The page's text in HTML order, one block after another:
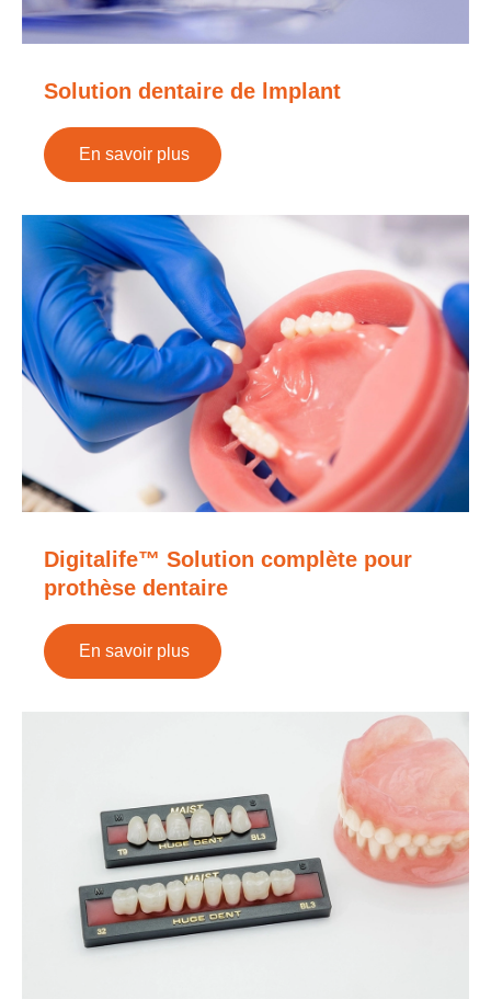
Solution dentaire de lmplant
En savoir plus
Digitalife™ Solution complète pour
prothèse dentaire
En savoir plus